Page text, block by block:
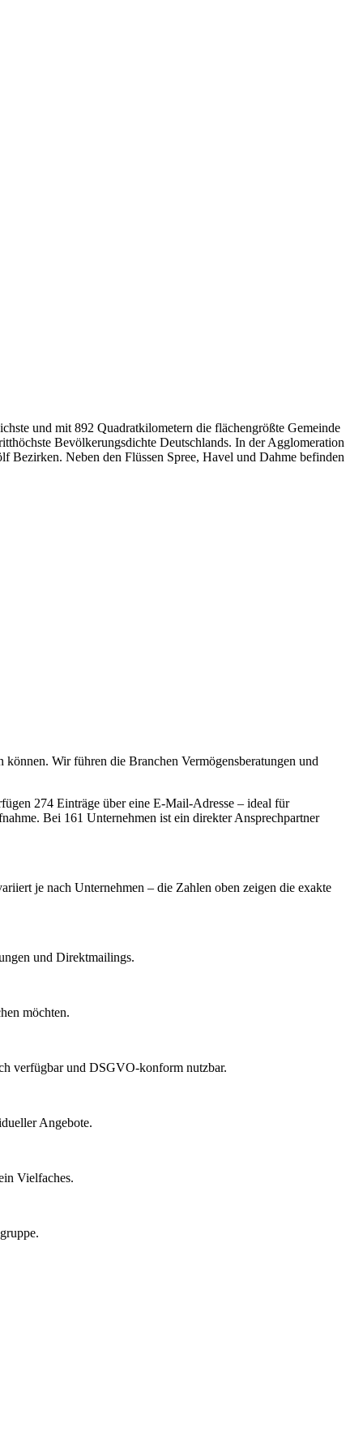
und mit 892 Quadratkilometern die flächengrößte Gemeinde
Bevölkerungsdichte Deutschlands. In der Agglomeration
Neben den Flüssen Spree, Havel und Dahme befinden
Wir führen die Branchen Vermögensberatungen und
274 Einträge über eine E-Mail-Adresse – ideal für
Bei 161 Unternehmen ist ein direkter Ansprechpartner
je nach Unternehmen – die Zahlen oben zeigen die exakte
und Direktmailings.
möchten.
verfügbar und DSGVO-konform nutzbar.
Angebote.
Vielfaches.